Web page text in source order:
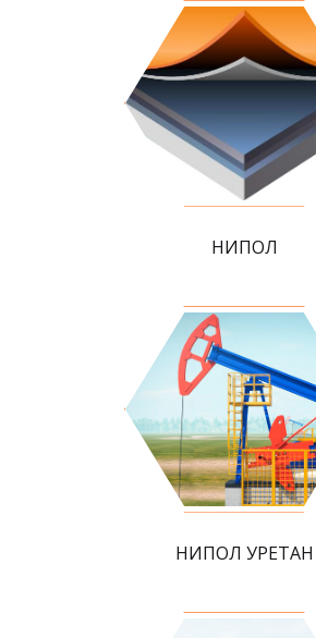
НИПОЛ
НИПОЛ УРЕТАН